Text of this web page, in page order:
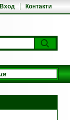
Вход Контакти